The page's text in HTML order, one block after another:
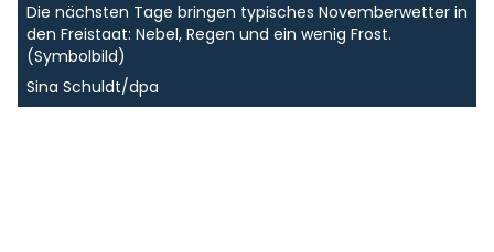
Die nächsten Tage bringen typisches Novemberwetter in
den Freistaat: Nebel, Regen und ein wenig Frost.
(Symbolbild)
Sina Schuldt/dpa